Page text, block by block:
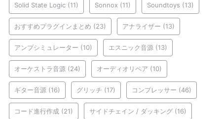
Solid State Logic (11) Sonnox (11) Soundtoys (13)
おすすめプラグインまとめ (23) アナライザー (13)
アンプシミュレーター (10) エスニック音源 (13)
オーケストラ音源 (24) オーディオリペア (10)
ギター音源 (16) グリッチ (17) コンプレッサー (46)
コード進行作成 (21) サイドチェイン / ダッキング (16)